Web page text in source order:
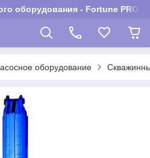
оборудования - Fortune PROM
оборудование